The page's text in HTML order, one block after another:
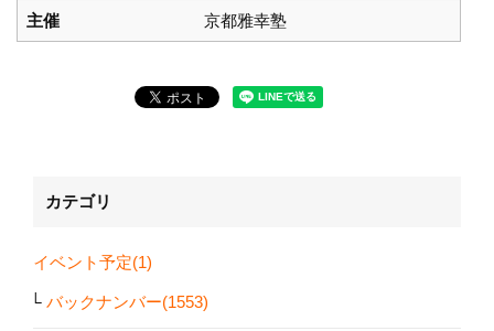
主催 京都雅幸塾
カテゴリ
イベント予定(1)
バックナンバー(1553)